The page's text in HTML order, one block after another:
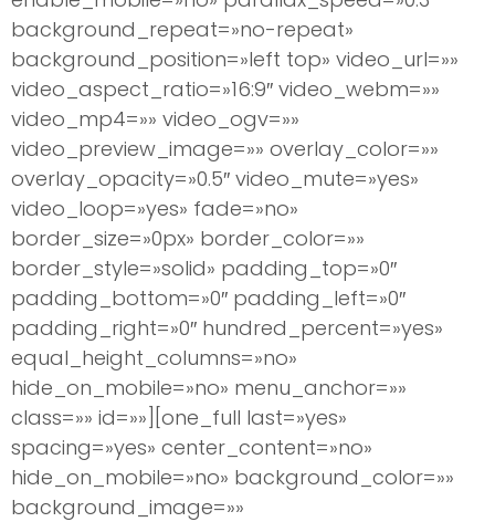
background_repeat=»no-repeat»
background_position=»left top» video_url=»»
video_aspect_ratio=»16:9″ video_webm=»»
video_mp4=»» video_ogv=»»
video_preview_image=»» overlay_color=»»
overlay_opacity=»0.5″ video_mute=»yes»
video_loop=»yes» fade=»no»
border_size=»0px» border_color=»»
border_style=»solid» padding_top=»0″
padding_bottom=»0″ padding_left=»0″
padding_right=»0″ hundred_percent=»yes»
equal_height_columns=»no»
hide_on_mobile=»no» menu_anchor=»»
class=»» id=»»][one_full last=»yes»
spacing=»yes» center_content=»no»
hide_on_mobile=»no» background_color=»»
background_image=»»